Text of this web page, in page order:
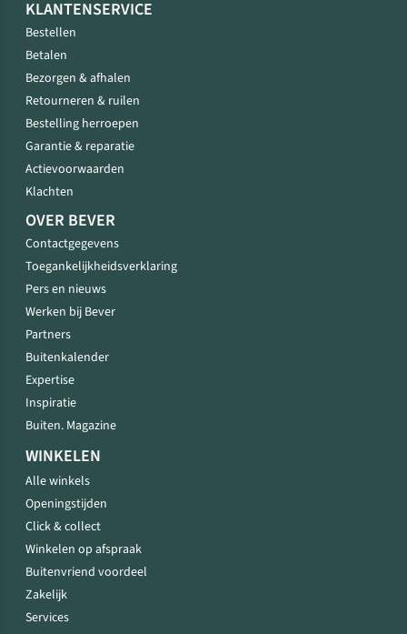
KLANTENSERVICE
Bestellen
Betalen
Bezorgen & afhalen
Retourneren & ruilen
Bestelling herroepen
Garantie & reparatie
Actievoorwaarden
Klachten
OVER BEVER
Contactgegevens
Toegankelijkheidsverklaring
Pers en nieuws
Werken bij Bever
Partners
Buitenkalender
Expertise
Inspiratie
Buiten. Magazine
WINKELEN
Alle winkels
Openingstijden
Click & collect
Winkelen op afspraak
Buitenvriend voordeel
Zakelijk
Services